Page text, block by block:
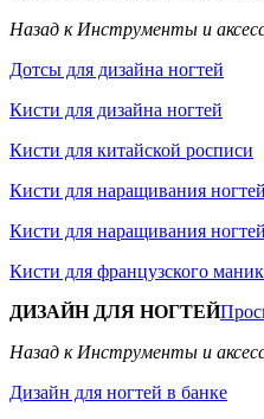
Назад к Инструменты и
Дотсы для дизайна ногтей
Кисти для дизайна ногтей
Кисти для китайской росписи
Кисти для наращивания
Кисти для наращивания
Кисти для французского
ДИЗАЙН ДЛЯ НОГТЕЙ
Назад к Инструменты и
Дизайн для ногтей в банке